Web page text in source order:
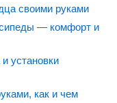
своими руками
— комфорт и
установки
как и чем